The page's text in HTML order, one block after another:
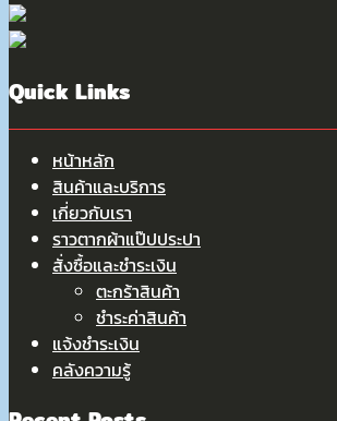
Quick Links
หน้าหลัก
สินค้าและบริการ
เกี่ยวกับเรา
ราวตากผ้าแป๊ปประปา
สั่งซื้อและชำระเงิน
ตะกร้าสินค้า
ชำระค่าสินค้า
แจ้งชำระเงิน
คลังความรู้